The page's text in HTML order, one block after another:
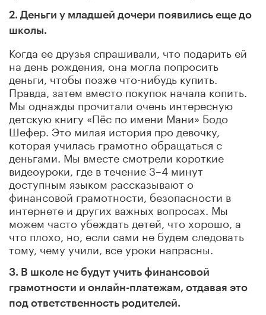
2. Деньги у младшей дочери появились еще до
школы.
Когда ее друзья спрашивали, что подарить ей
на день рождения, она могла попросить
деньги, чтобы позже что-нибудь купить.
Правда, затем вместо покупок начала копить.
Мы однажды прочитали очень интересную
детскую книгу «Пёс по имени Мани» Бодо
Шефер. Это милая история про девочку,
которая училась грамотно обращаться с
деньгами. Мы вместе смотрели короткие
видеоуроки, где в течение 3–4 минут
доступным языком рассказывают о
финансовой грамотности, безопасности в
интернете и других важных вопросах. Мы
можем часто убеждать детей, что хорошо, а
что плохо, но, если сами не будем следовать
тому, чему учили, все уроки напрасны.
3. В школе не будут учить финансовой
грамотности и онлайн-платежам, отдавая это
под ответственность родителей.